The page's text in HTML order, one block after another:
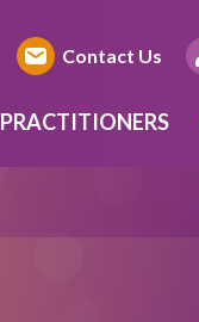
Contact Us
PRACTITIONERS